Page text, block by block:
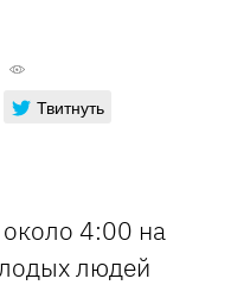
Твитнуть
4:00 на
людей